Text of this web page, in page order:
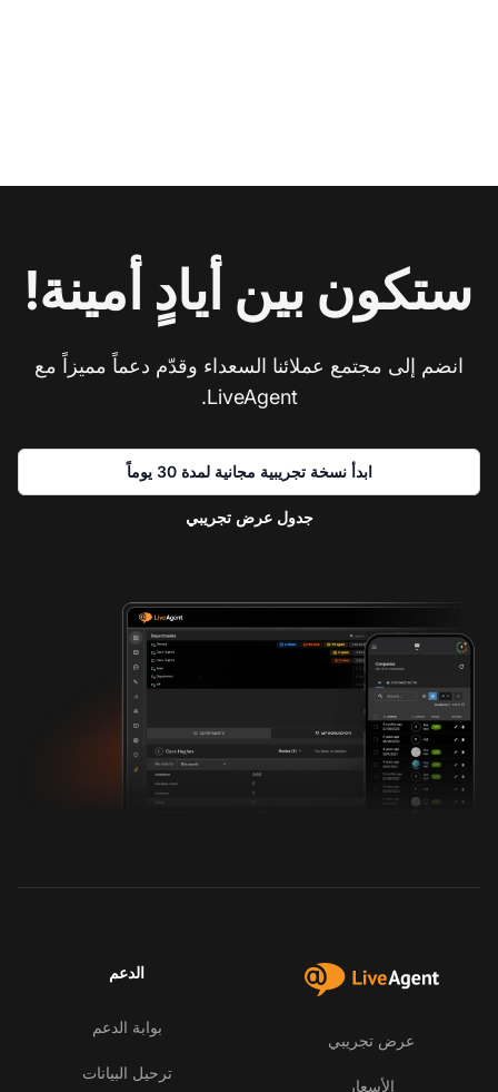
ستكون بين أيادٍ أمينة!
انضم إلى مجتمع عملائنا السعداء وقدّم دعماً مميزاً مع
LiveAgent.
ابدأ نسخة تجريبية مجانية لمدة 30 يوماً
جدول عرض تجريبي
عرض تجريبي
الأسعار
الدعم
بوابة الدعم
ترحيل البيانات